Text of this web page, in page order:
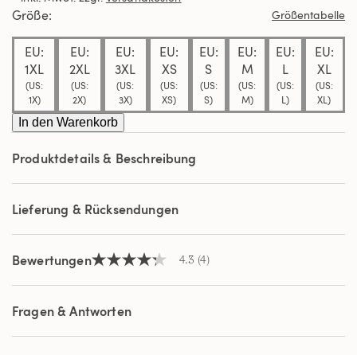
Durchschnittswert
Bewertung.
Read
Reviews.
Link
auf
derselben
Seite.
Größe Größentabelle
EU:
1XL
(US:
1X)
EU:
2XL
(US:
2X)
EU:
3XL
(US:
3X)
EU:
XS
(US:
XS)
EU:
S
(US:
S)
EU:
M
(US:
M)
EU:
L
(US:
L)
EU:
XL
(US:
XL)
In den Warenkorb
Produktdetails & Beschreibung
Lieferung & Rücksendungen
Bewertungen4.3
5
Sternen,
Durchschnittswert
Bewertung.
4.3 (4)
Fragen & Antworten